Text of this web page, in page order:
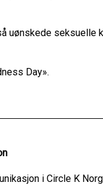
uønskede seksuelle
Day».
i Circle K